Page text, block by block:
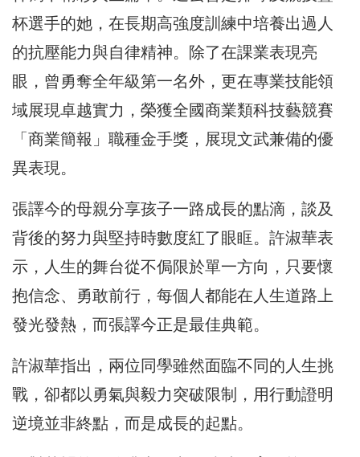
杯選手的她，在長期高強度訓練中培養出過人
的抗壓能力與自律精神。除了在課業表現亮
眼，曾勇奪全年級第一名外，更在專業技能領
域展現卓越實力，榮獲全國商業類科技藝競賽
「商業簡報」職種金手獎，展現文武兼備的優
異表現。
張譯今的母親分享孩子一路成長的點滴，談及
背後的努力與堅持時數度紅了眼眶。許淑華表
示，人生的舞台從不侷限於單一方向，只要懷
抱信念、勇敢前行，每個人都能在人生道路上
發光發熱，而張譯今正是最佳典範。
許淑華指出，兩位同學雖然面臨不同的人生挑
戰，卻都以勇氣與毅力突破限制，用行動證明
逆境並非終點，而是成長的起點。